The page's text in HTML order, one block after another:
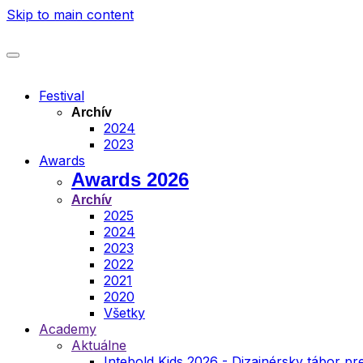
Skip to main content
Festival
Archív
2024
2023
Awards
Awards 2026
Archív
2025
2024
2023
2022
2021
2020
Všetky
Academy
Aktuálne